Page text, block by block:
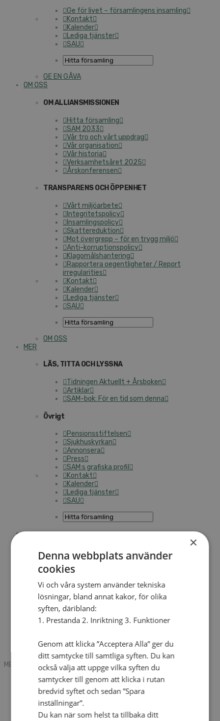
Ge för livet – församlingens insamling
Kontakt
Kalender
Lediga tjänster
SAU
GE EN GÅVA
OM OSS
OM ALLIANSMISSIONEN
Hitta församling
SAM 2033
Vår tro och vårt uppdrag
Vår organisation
Vår historia
Verksamhetsåret 2025
Årskonferensen
TRANSPARENS OCH ÖPPENHET
Vårt miljöarbete
Integritetspolicy
Insamlingspolicy
Skattereduktion
Mot övergrepp – för en trygg miljö
Anti-korruptionspolicy
Klagomålshantering
Rapportera oegentligheter / Report
irregularities
Kontakt
Kalender
Lediga tjänster
SAU
OM OSS
MER
LÄS, TITTA OCH LYSSNA
Tidningen Aktuellt + Årsboken
Artiklar
SAM-bok: För en tid som denna
Övrigt
Pensionsstiftelsen
Sjukhuskyrkan
Annonsera
Press
SAM:s grafiska profil
Kontakt
Kalender
Lediga tjänster
SAU
Mobile box
Kontakt
Tidning
Annonsera
Hitta församling
Press
SAU
Lediga tjänster
Sommargårdar
MENU
MENU
Search mobile
English
Hej! Vad söker du?
Kontakt
Kalender
×
Denna webbplats använder
cookies
Vi och våra system använder tekniska
lösningar, bland annat kakor, för olika
syften, däribland:
1. Prestanda 2. Inriktning 3. Funktioner
Genom att klicka ”Acceptera Alla” ger du
ditt samtycke till samtliga syften. Du kan
också välja att uppge vilka syften du
samtycker till genom att klicka i rutan
bredvid syftet och sedan ”Spara
inställningar”.
Du kan när som helst ta tillbaka ditt